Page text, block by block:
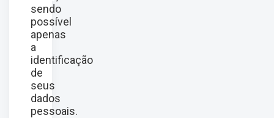
sendo
possível
apenas
a
identificação
de
seus
dados
pessoais.